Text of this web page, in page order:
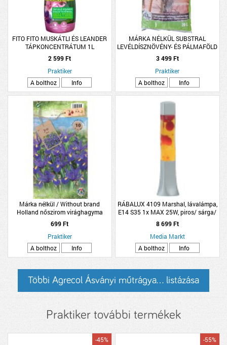
FITO FITO MUSKÁTLI ÉS LEANDER
TÁPKONCENTRÁTUM 1L
2 599 Ft
Praktiker
A bolthoz
Info
MÁRKA NÉLKÜL SUBSTRAL
LEVÉLDÍSZNÖVÉNY- ÉS PÁLMAFÖLD
20L
3 499 Ft
Praktiker
A bolthoz
Info
Márka nélkül / Without brand
Holland nőszirom virághagyma
10db/csomag kék
699 Ft
Praktiker
A bolthoz
Info
RÁBALUX 4109 Marshal, lávalámpa,
E14 S35 1x MAX 25W, piros/ sárga/
ezüst
8 699 Ft
Media Markt
A bolthoz
Info
Többi Agrecol Ásványi műtrágya... listázása
Praktiker további termékek
-45% -55%